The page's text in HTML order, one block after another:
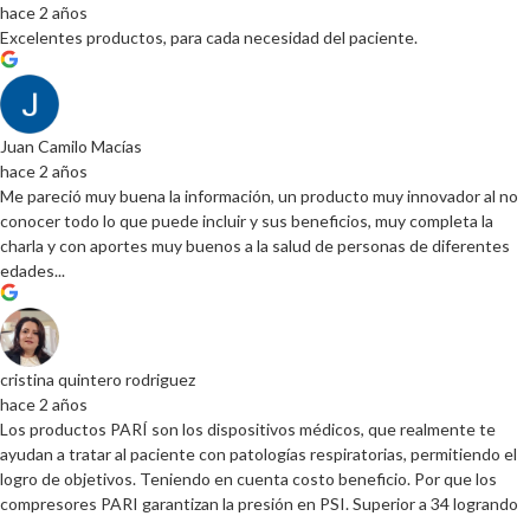
hace 2 años
Excelentes productos, para cada necesidad del paciente.
Juan Camilo Macías
hace 2 años
Me pareció muy buena la información, un producto muy innovador al no
conocer todo lo que puede incluir y sus beneficios, muy completa la
charla y con aportes muy buenos a la salud de personas de diferentes
edades...
cristina quintero rodriguez
hace 2 años
Los productos PARÍ son los dispositivos médicos, que realmente te
ayudan a tratar al paciente con patologías respiratorias, permitiendo el
logro de objetivos. Teniendo en cuenta costo beneficio. Por que los
compresores PARI garantizan la presión en PSI. Superior a 34 logrando